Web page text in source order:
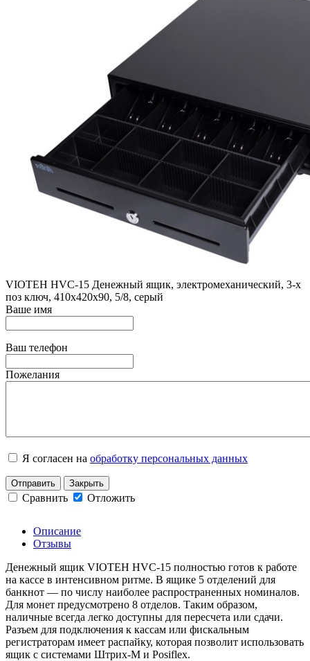
VIOTEH HVC-15 Денежный ящик, электромеханический, 3-х
поз ключ, 410х420х90, 5/8, серый
Ваше имя
Ваш телефон
Пожелания
Я согласен на обработку персональных данных
Отправить Закрыть
Сравнить Отложить
Описание
Отзывы
Денежный ящик VIOTEH HVC-15 полностью готов к работе
на кассе в интенсивном ритме. В ящике 5 отделений для
банкнот — по числу наиболее распространенных номиналов.
Для монет предусмотрено 8 отделов. Таким образом,
наличные всегда легко доступны для пересчета или сдачи.
Разъем для подключения к кассам или фискальным
регистраторам имеет распайку, которая позволит использовать
ящик с системами Штрих-М и Posiflex.